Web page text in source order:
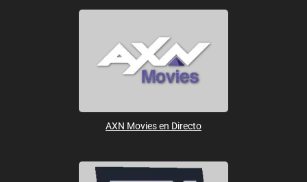
AXN Movies en Directo